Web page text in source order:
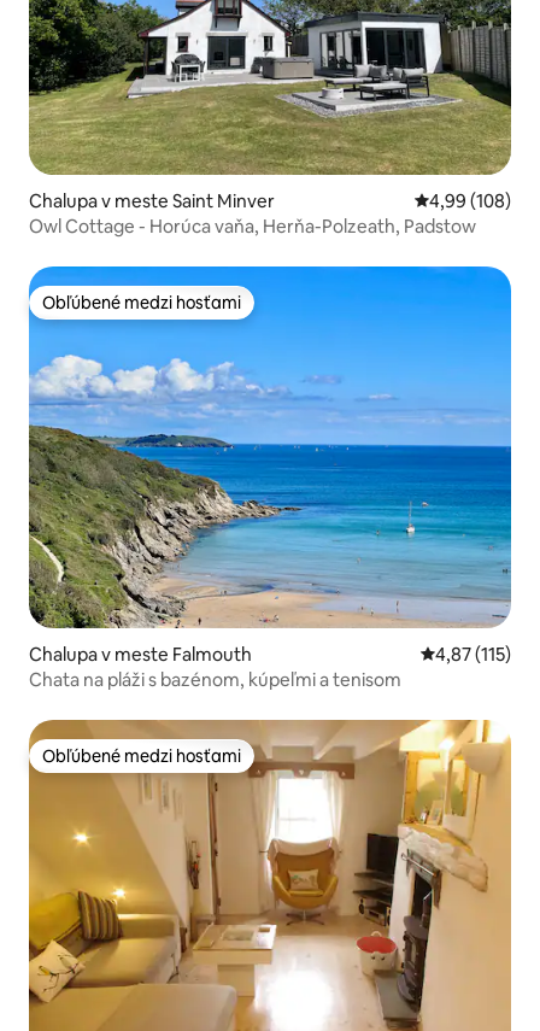
Chalupa v meste Saint Minver Priemerné
4,99 (108)
Owl Cottage - Horúca vaňa, Herňa-Polzeath, Padstow
Obľúbené medzi hosťami
Obľúbené medzi hosťami
Chalupa v meste Falmouth Priemerné
4,87 (115)
Chata na pláži s bazénom, kúpeľmi a tenisom
Obľúbené medzi hosťami
Obľúbené medzi hosťami